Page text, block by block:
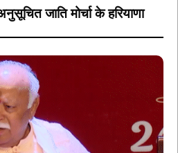
जाति मोर्चा के हरियाणा